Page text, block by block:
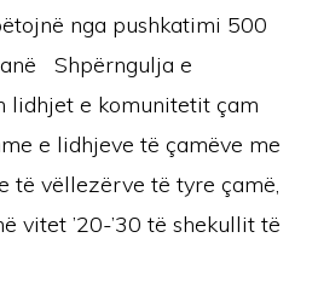
nga pushkatimi 500
Shpërngulja e
lidhjet e komunitetit çam
e lidhjeve të çamëve me
të vëllezërve të tyre çamë,
vitet ’20-’30 të shekullit të